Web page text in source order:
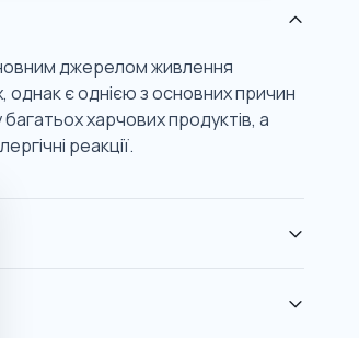
джерелом живлення
є однією з основних причин
харчових продуктів, а
реакції.